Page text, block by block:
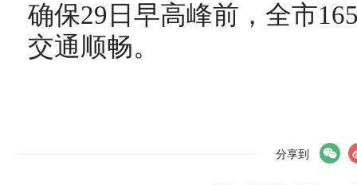
确保29日早高峰前，全市
交通顺畅。
分享到